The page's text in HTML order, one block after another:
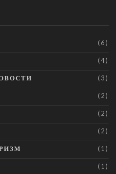
(6)
(4)
(3)
(2)
(2)
(2)
(1)
(1)